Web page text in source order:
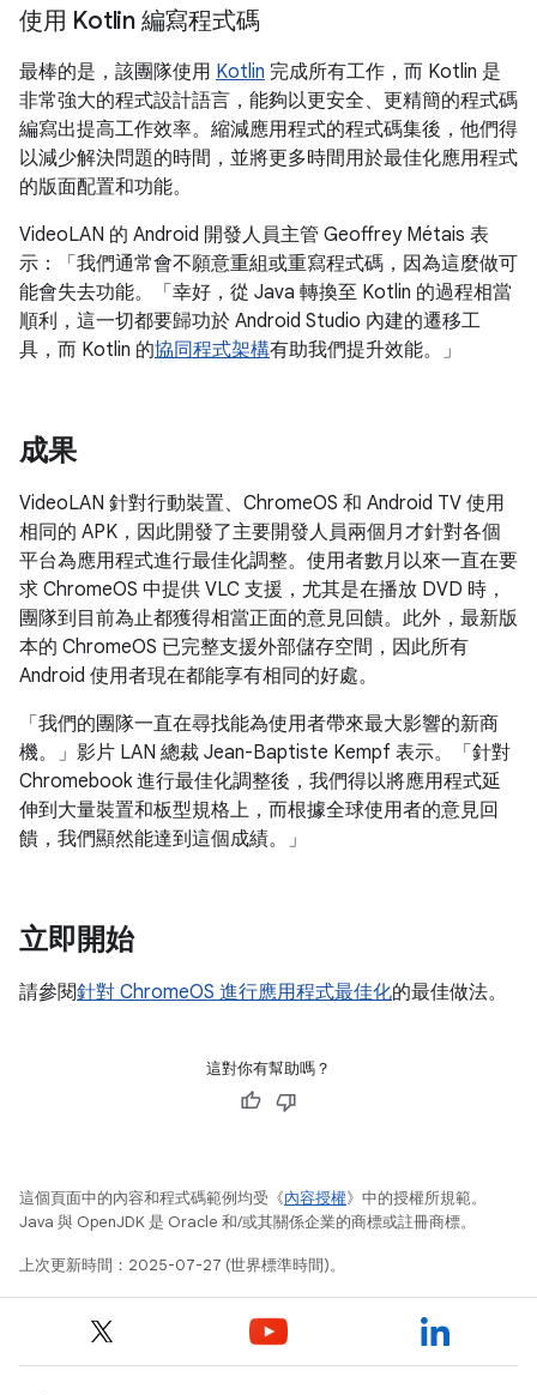
使用 Kotlin 編寫程式碼
最棒的是，該團隊使用 Kotlin 完成所有工作，而 Kotlin 是
非常強大的程式設計語言，能夠以更安全、更精簡的程式碼
編寫出提高工作效率。縮減應用程式的程式碼集後，他們得
以減少解決問題的時間，並將更多時間用於最佳化應用程式
的版面配置和功能。
VideoLAN 的 Android 開發人員主管 Geoffrey Métais 表
示：「我們通常會不願意重組或重寫程式碼，因為這麼做可
能會失去功能。「幸好，從 Java 轉換至 Kotlin 的過程相當
順利，這一切都要歸功於 Android Studio 內建的遷移工
具，而 Kotlin 的協同程式架構有助我們提升效能。」
成果
VideoLAN 針對行動裝置、ChromeOS 和 Android TV 使用
相同的 APK，因此開發了主要開發人員兩個月才針對各個
平台為應用程式進行最佳化調整。使用者數月以來一直在要
求 ChromeOS 中提供 VLC 支援，尤其是在播放 DVD 時，
團隊到目前為止都獲得相當正面的意見回饋。此外，最新版
本的 ChromeOS 已完整支援外部儲存空間，因此所有
Android 使用者現在都能享有相同的好處。
「我們的團隊一直在尋找能為使用者帶來最大影響的新商
機。」影片 LAN 總裁 Jean-Baptiste Kempf 表示。「針對
Chromebook 進行最佳化調整後，我們得以將應用程式延
伸到大量裝置和板型規格上，而根據全球使用者的意見回
饋，我們顯然能達到這個成績。」
立即開始
請參閱針對 ChromeOS 進行應用程式最佳化的最佳做法。
這對你有幫助嗎？
這個頁面中的內容和程式碼範例均受《內容授權》中的授權所規範。
Java 與 OpenJDK 是 Oracle 和/或其關係企業的商標或註冊商標。
上次更新時間：2025-07-27 (世界標準時間)。